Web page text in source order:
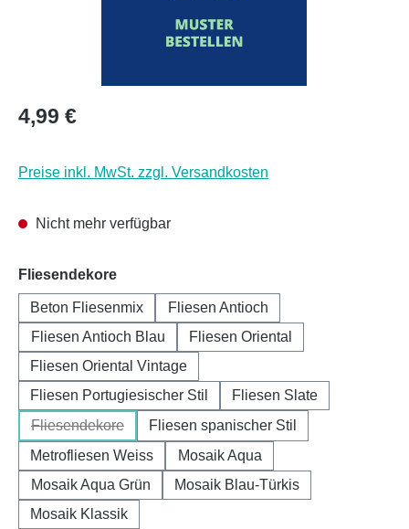
Regulärer Preis:
4,99 €
Preise inkl. MwSt. zzgl. Versandkosten
Nicht mehr verfügbar
Fliesendekoreauswählen
Beton Fliesenmix
Fliesen Antioch
Fliesen Antioch Blau
Fliesen Oriental
Fliesen Oriental Vintage
Fliesen Portugiesischer Stil
Fliesen Slate
Fliesendekore
(Diese Option ist zurzeit nicht verfügbar.)
Fliesen spanischer Stil
Metrofliesen Weiss
Mosaik Aqua
Mosaik Aqua Grün
Mosaik Blau-Türkis
Mosaik Klassik